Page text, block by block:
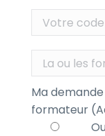
Ma
formateur